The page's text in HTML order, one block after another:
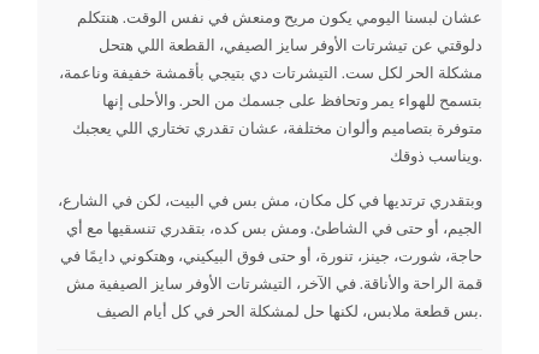
عشان لبسنا اليومي يكون مريح ومنعش في نفس الوقت. هنتكلم
دلوقتي عن تيشرتات الأوفر سايز الصيفي، القطعة اللي هتحل
مشكلة الحر لكل ست. التيشرتات دي بتيجي بأقمشة خفيفة وناعمة،
بتسمح للهواء يمر وتحافظ على جسمك من الحر. والأحلى إنها
متوفرة بتصاميم وألوان مختلفة، عشان تقدري تختاري اللي يعجبك
ويناسب ذوقك.
وبتقدري ترتديها في كل مكان، مش بس في البيت، لكن في الشارع،
الجيم، أو حتى في الشاطئ. ومش بس كده، بتقدري تنسقيها مع أي
حاجة، شورت، جينز، تنورة، أو حتى فوق البيكيني، وهتكوني دايمًا في
قمة الراحة والأناقة. في الآخر، التيشرتات الأوفر سايز الصيفية مش
بس قطعة ملابس، لكنها حل لمشكلة الحر في كل أيام الصيف.